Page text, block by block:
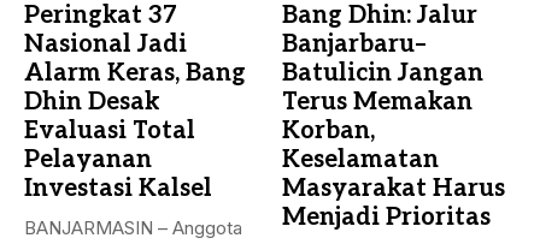
Peringkat 37
Nasional Jadi
Alarm Keras, Bang
Dhin Desak
Evaluasi Total
Pelayanan
Investasi Kalsel
BANJARMASIN – Anggota
Bang Dhin: Jalur
Banjarbaru–
Batulicin Jangan
Terus Memakan
Korban,
Keselamatan
Masyarakat Harus
Menjadi Prioritas